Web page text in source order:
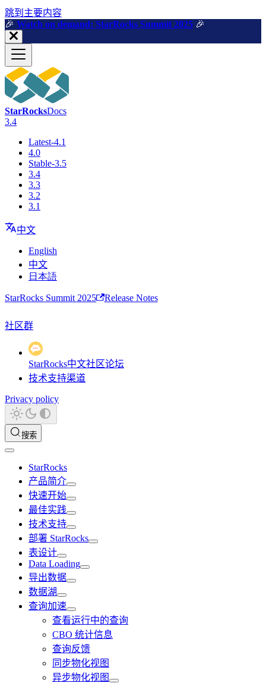
跳到主要内容
🎉️ Watch on demand: StarRocks Summit 2025 🎉️
StarRocksDocs
3.4
Latest-4.1
4.0
Stable-3.5
3.4
3.3
3.2
3.1
中文
English
中文
日本語
StarRocks Summit 2025 Release Notes
社区群
StarRocks中文社区论坛
技术支持渠道
Privacy policy
搜索
StarRocks
产品简介
快速开始
最佳实践
技术支持
部署 StarRocks
表设计
Data Loading
导出数据
数据湖
查询加速
查看运行中的查询
CBO 统计信息
查询反馈
同步物化视图
异步物化视图